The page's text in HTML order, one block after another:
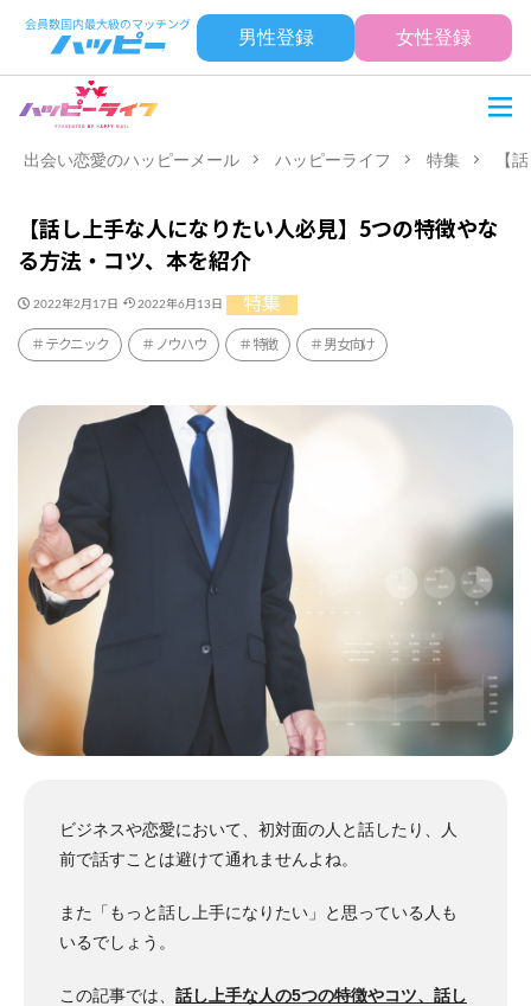
男性登録 女性登録
出会い恋愛のハッピーメール ハッピーライフ 特集 【
【話し上手な人になりたい人必見】5つの特徴やな
る方法・コツ、本を紹介
2022年2月17日 2022年6月13日 特集
テクニック ノウハウ 特徴 男女向け
ビジネスや恋愛において、初対面の人と話したり、人
前で話すことは避けて通れませんよね。
また「もっと話し上手になりたい」と思っている人も
いるでしょう。
この記事では、 話し上手な人の5つの特徴やコツ、話し